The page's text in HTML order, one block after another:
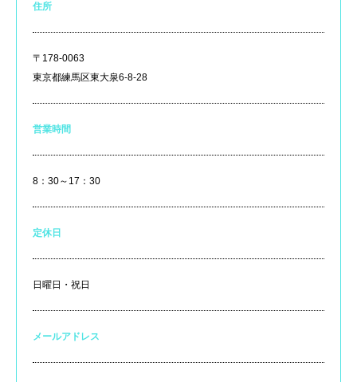
住所
〒178-0063
東京都練馬区東大泉6-8-28
営業時間
8：30～17：30
定休日
日曜日・祝日
メールアドレス